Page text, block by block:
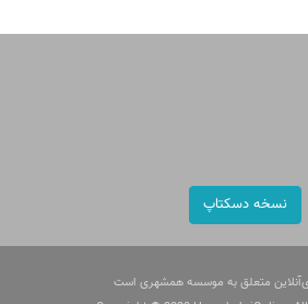
نسخه دسکتاپ
متعلق به موسسه همشهری است